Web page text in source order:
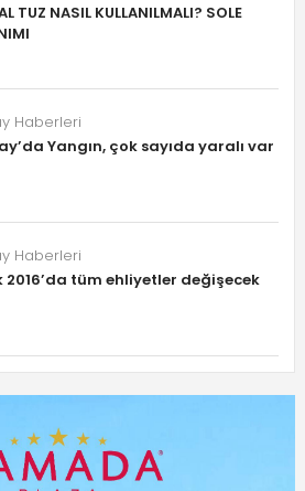
TUZ NASIL KULLANILMALI? SOLE
Haberleri
Yangın, çok sayıda yaralı var
Haberleri
2016’da tüm ehliyetler değişecek